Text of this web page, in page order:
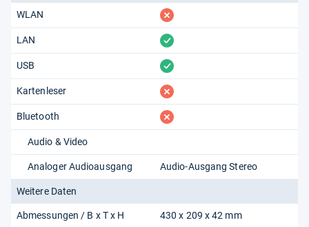
WLAN fehlt
LAN vorhanden
USB vorhanden
Kartenleser fehlt
Bluetooth fehlt
Audio & Video
Analoger Audioausgang Audio-Ausgang Stereo
Weitere Daten
Abmessungen / B x T x H 430 x 209 x 42 mm